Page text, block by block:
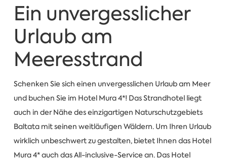
Ein unvergesslicher
Urlaub am
Meeresstrand
Schenken Sie sich einen unvergesslichen Urlaub am Meer
und buchen Sie im Hotel Mura 4*! Das Strandhotel liegt
auch in der Nähe des einzigartigen Naturschutzgebiets
Baltata mit seinen weitläufigen Wäldern. Um Ihren Urlaub
wirklich unbeschwert zu gestalten, bietet Ihnen das Hotel
Mura 4* auch das All-inclusive-Service an. Das Hotel